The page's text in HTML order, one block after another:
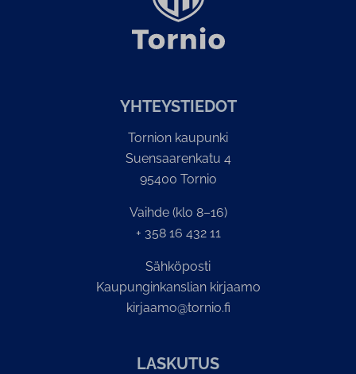
YH­TEYS­TIE­DOT
Tornion kaupunki
Suensaarenkatu 4
95400 Tornio
Vaihde (klo 8–16)
+ 358 16 432 11
Sähköposti
Kaupunginkanslian kirjaamo
kirjaamo@tornio.fi
LASKUTUS